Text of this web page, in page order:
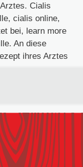
Cialis
cialis online,
bei, learn more
An diese
ihres Arztes